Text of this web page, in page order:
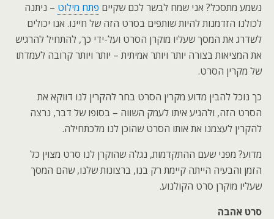
נשמע מתסכל? אני שמח לבשר לכם שקיים פתח מילוט – ניתנה
לכולנו הזדמנות להיות שותפים בסרט הזה של חיינו. אנו יכולים
לשדרג את המסך שעליו מוקרן הסרט ועל-ידי כך, להתחיל להרגיש
את המציאות בצורה יותר ויותר אמיתית – יותר ויותר קרובה לעמדתו
של מקרין הסרט.
כך נוכל להבין מדוע מקרין הסרט בחר להקרין לנו דווקא את
הסרט הזה, ולהגיע איתו לעמק השווה – בסופו של דבר, נרצה
להקרין לעצמנו את אותו הסרט שהוכן לנו מלכתחילה.
מדוע? מפני שעם ההתקדמות, נגלה שהוקרן לנו סרט מצוין כל
הזמן והבעיה הייתה קיימת רק בנו, ברצונות שלנו, שהם המסך
שעליו מוקרן סרט הקולנוע.
סרט אהבה